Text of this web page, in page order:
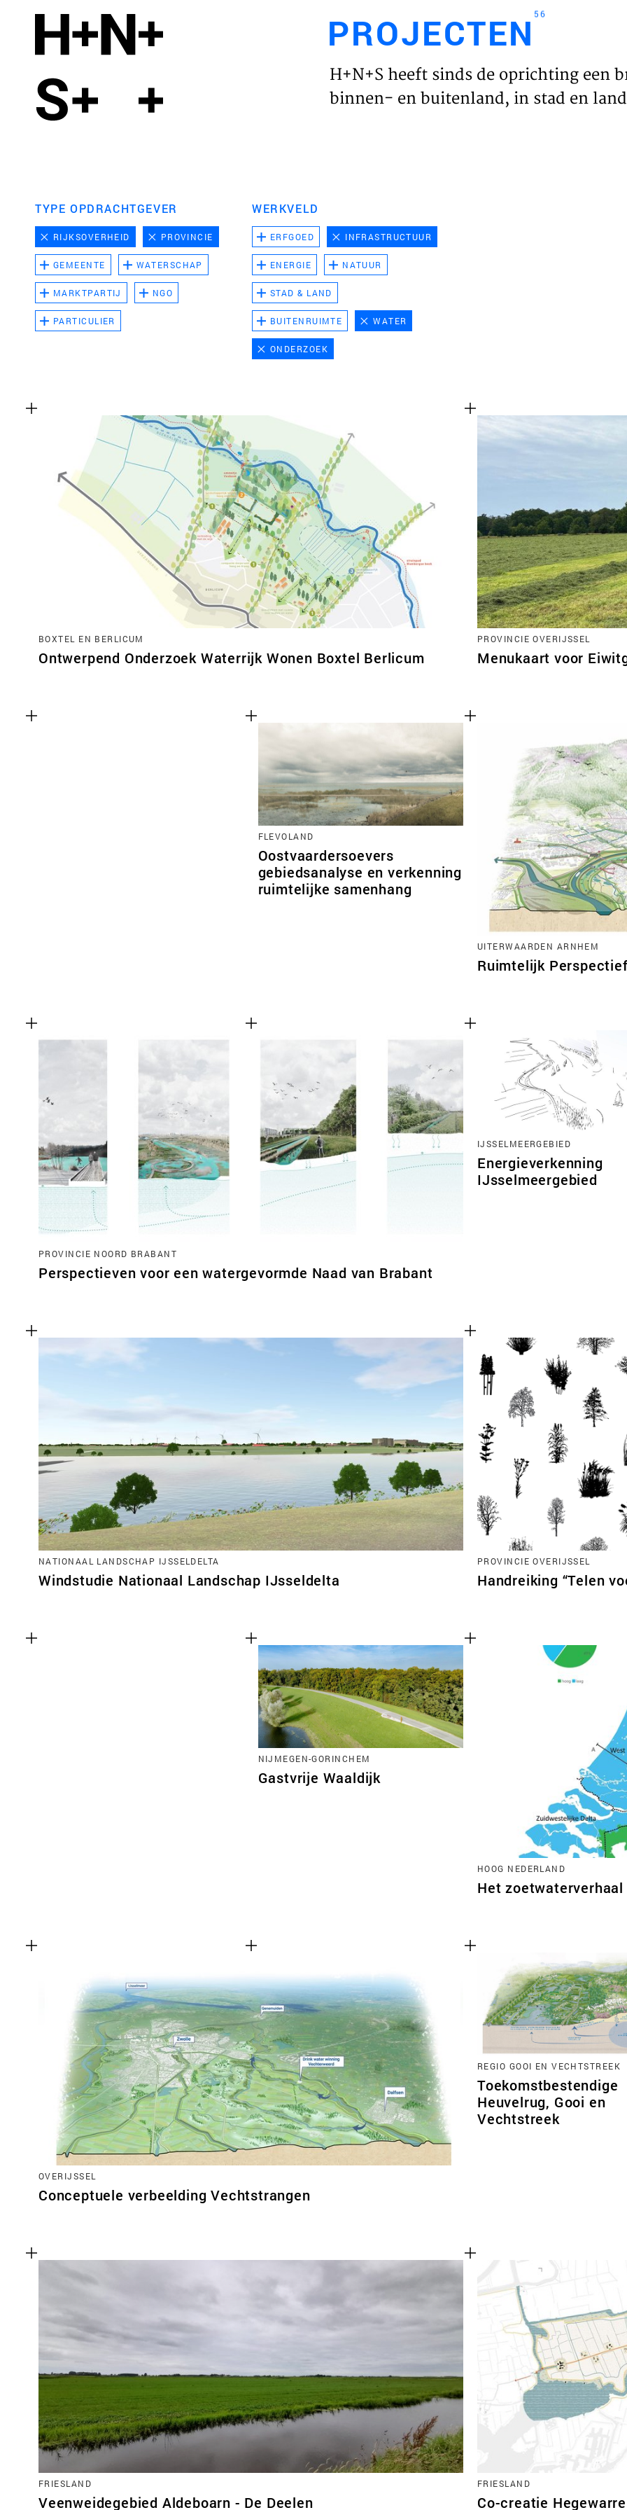
HOME
PROJECTEN56
H+N+S heeft sinds de oprichting een
binnen- en buitenland, in stad en
TYPE OPDRACHTGEVER
RIJKSOVERHEID PROVINCIE
GEMEENTE WATERSCHAP
MARKTPARTIJ NGO
PARTICULIER
WERKVELD
ERFGOED INFRASTRUCTUUR
ENERGIE NATUUR
STAD & LAND
BUITENRUIMTE WATER
ONDERZOEK
BOXTEL EN BERLICUM
Ontwerpend Onderzoek Waterrijk Wonen Boxtel Berlicum
PROVINCIE OVERIJSSEL
Menukaart voor
FLEVOLAND
Oostvaardersoevers
gebiedsanalyse en verkenning
ruimtelijke samenhang
UITERWAARDEN ARNHEM
Ruimtelijk
PROVINCIE NOORD BRABANT
Perspectieven voor een watergevormde Naad van Brabant
IJSSELMEERGEBIED
Energieverkenning
IJsselmeergebied
NATIONAAL LANDSCHAP IJSSELDELTA
Windstudie Nationaal Landschap IJsseldelta
PROVINCIE OVERIJSSEL
Handreiking “Telen
NIJMEGEN-GORINCHEM
Gastvrije Waaldijk
HOOG NEDERLAND
Het
OVERIJSSEL
Conceptuele verbeelding Vechtstrangen
REGIO GOOI EN VECHTSTREEK
Toekomstbestendige
Heuvelrug, Gooi en
Vechtstreek
FRIESLAND
Veenweidegebied Aldeboarn - De Deelen
FRIESLAND
Co-creatie